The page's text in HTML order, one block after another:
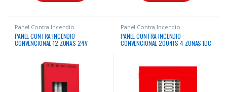
Panel Contra Incendio
PANEL CONTRA INCENDIO
CONVENCIONAL 12 ZONAS 24V
Panel Contra Incendio
PANEL CONTRA INCENDIO
CONVENCIONAL 2004FS 4 ZONAS IDC